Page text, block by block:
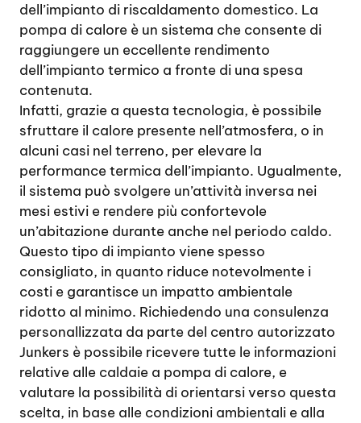
dell’impianto di riscaldamento domestico. La
pompa di calore è un sistema che consente di
raggiungere un eccellente rendimento
dell’impianto termico a fronte di una spesa
contenuta.
Infatti, grazie a questa tecnologia, è possibile
sfruttare il calore presente nell’atmosfera, o in
alcuni casi nel terreno, per elevare la
performance termica dell’impianto. Ugualmente,
il sistema può svolgere un’attività inversa nei
mesi estivi e rendere più confortevole
un’abitazione durante anche nel periodo caldo.
Questo tipo di impianto viene spesso
consigliato, in quanto riduce notevolmente i
costi e garantisce un impatto ambientale
ridotto al minimo. Richiedendo una consulenza
personallizzata da parte del centro autorizzato
Junkers è possibile ricevere tutte le informazioni
relative alle caldaie a pompa di calore, e
valutare la possibilità di orientarsi verso questa
scelta, in base alle condizioni ambientali e alla